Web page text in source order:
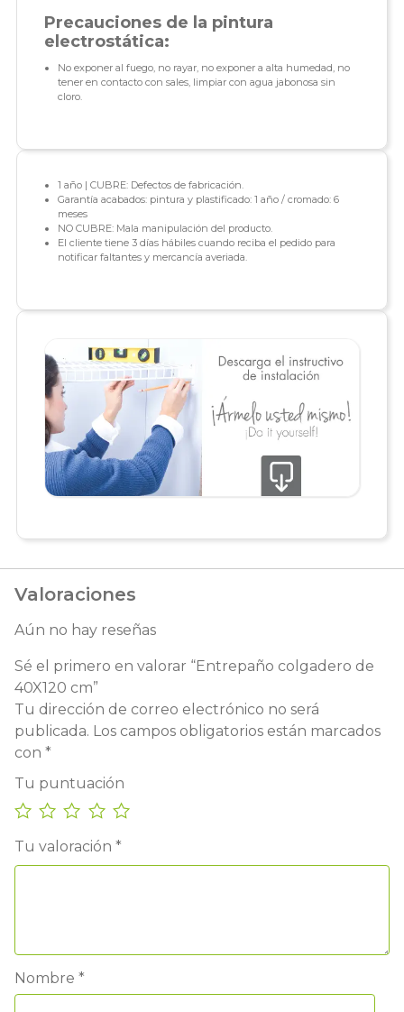
Precauciones de la pintura
electrostática:
No exponer al fuego, no rayar, no exponer a alta humedad, no
tener en contacto con sales, limpiar con agua jabonosa sin
cloro.
1 año | CUBRE: Defectos de fabricación.
Garantía acabados: pintura y plastificado: 1 año / cromado: 6
meses
NO CUBRE: Mala manipulación del producto.
El cliente tiene 3 días hábiles cuando reciba el pedido para
notificar faltantes y mercancía averiada.
Valoraciones
Aún no hay reseñas
Sé el primero en valorar “Entrepaño colgadero de
40X120 cm”
Tu dirección de correo electrónico no será
publicada. Los campos obligatorios están marcados
con *
Tu puntuación
Tu valoración *
Nombre *